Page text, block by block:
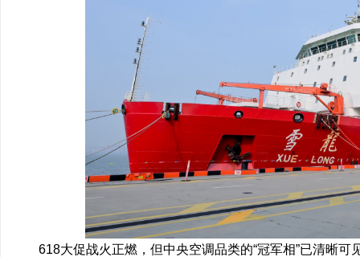
618大促战火正燃，但中央空调品类的“冠军相”已清晰